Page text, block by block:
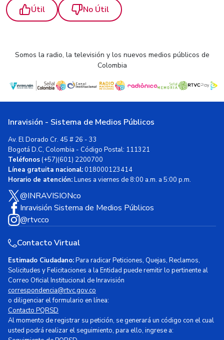
Útil No Útil
Somos la radio, la televisión y los nuevos medios públicos de
Colombia
Inravisión - Sistema de Medios Públicos
Av. El Dorado Cr. 45 # 26 - 33
Bogotá D.C, Colombia - Código Postal: 111321
Teléfonos(+57)(601) 2200700
Línea gratuita nacional:018000123414
Horario de atención:Lunes a viernes de 8:00 a.m. a 5:00 p.m.
@INRAVISIONco
Inravisión Sistema de Medios Públicos
@rtvcco
Contacto Virtual
Estimado Ciudadano:Para radicar Peticiones, Quejas, Reclamos,
Solicitudes y Felicitaciones a la Entidad puede remitir lo pertinente al
Correo Oficial Institucional de Inravisión
correspondencia@rtvc.gov.co
o diligenciar el formulario en línea:
Contacto PQRSD
Al momento de registrar su petición, se generará un código con el cual
usted podrá realizar el seguimiento, para ello, ingrese a: